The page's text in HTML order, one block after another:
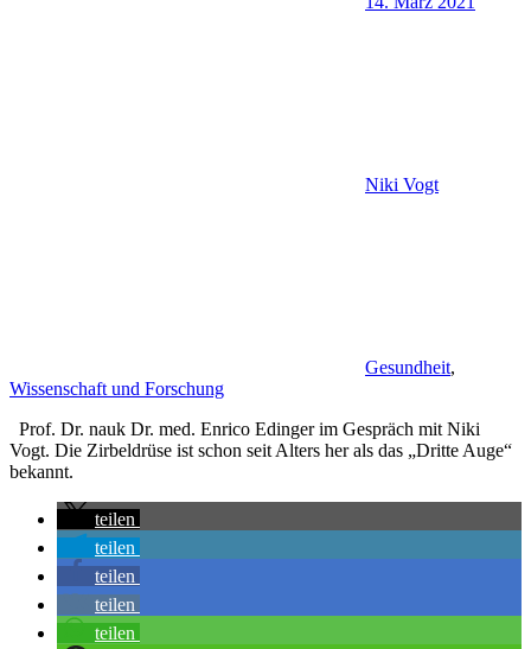
Niki Vogt
Gesundheit,
Wissenschaft und Forschung
Prof. Dr. nauk Dr. med. Enrico Edinger im Gespräch mit Niki
Vogt. Die Zirbeldrüse ist schon seit Alters her als das „Dritte Auge“
bekannt.
teilen
teilen
teilen
teilen
teilen